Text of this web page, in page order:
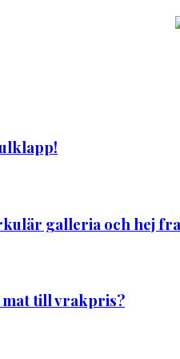
galleria och hej
till vrakpris?